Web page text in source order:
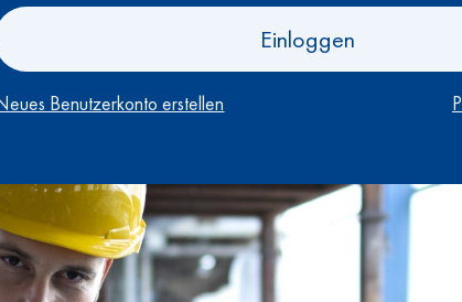
Einloggen
Benutzerkonto erstellen